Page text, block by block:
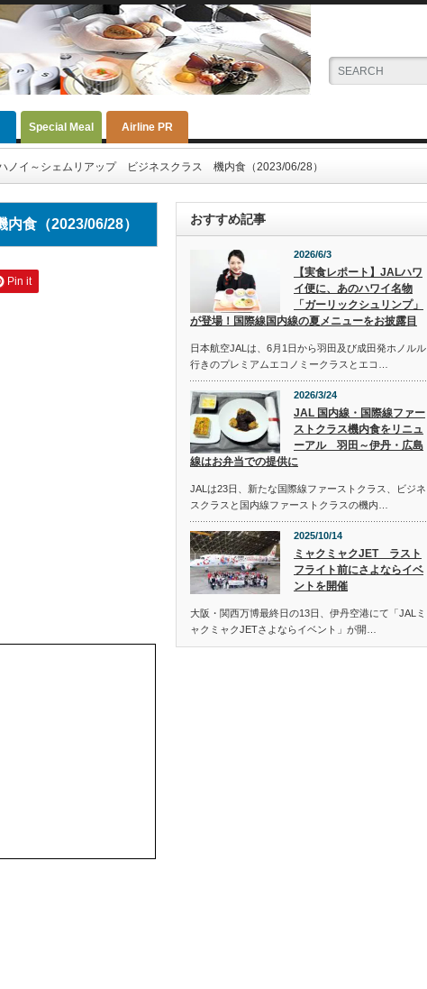
Special Meal Airline PR
ノイ～シェムリアップ ビジネスクラス 機内食（2023/06/28）
食（2023/06/28）
Pin it
おすすめ記事
2026/6/3
【実食レポート】JALハワ
イ便に、あのハワイ名物
「ガーリックシュリンプ」
が登場！国際線国内線の夏メニューをお披露目
日本航空JALは、6月1日から羽田及び成田発ホノルル
行きのプレミアムエコノミークラスとエコ…
2026/3/24
JAL 国内線・国際線ファー
ストクラス機内食をリニュ
ーアル 羽田～伊丹・広島
線はお弁当での提供に
JALは23日、新たな国際線ファーストクラス、ビジネ
スクラスと国内線ファーストクラスの機内…
2025/10/14
ミャクミャクJET ラスト
フライト前にさよならイベ
ントを開催
大阪・関西万博最終日の13日、伊丹空港にて「JALミ
ャクミャクJETさよならイベント」が開…